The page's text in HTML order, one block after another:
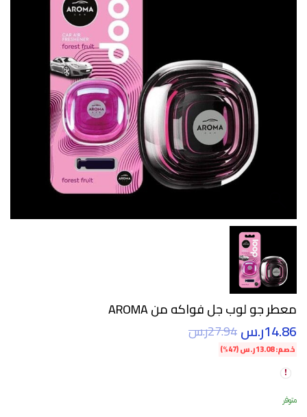
معطر جو لوب جل فواكه من AROMA
14.86ر.س27.94ر.س
خصم:13.08ر.س(47%)
متوفر